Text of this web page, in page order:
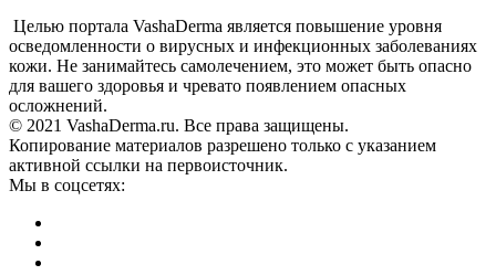
Целью портала VashaDerma является повышение уровня
осведомленности о вирусных и инфекционных заболеваниях
кожи. Не занимайтесь самолечением, это может быть опасно
для вашего здоровья и чревато появлением опасных
осложнений.
© 2021 VashaDerma.ru. Все права защищены.
Копирование материалов разрешено только с указанием
активной ссылки на первоисточник.
Мы в соцсетях: